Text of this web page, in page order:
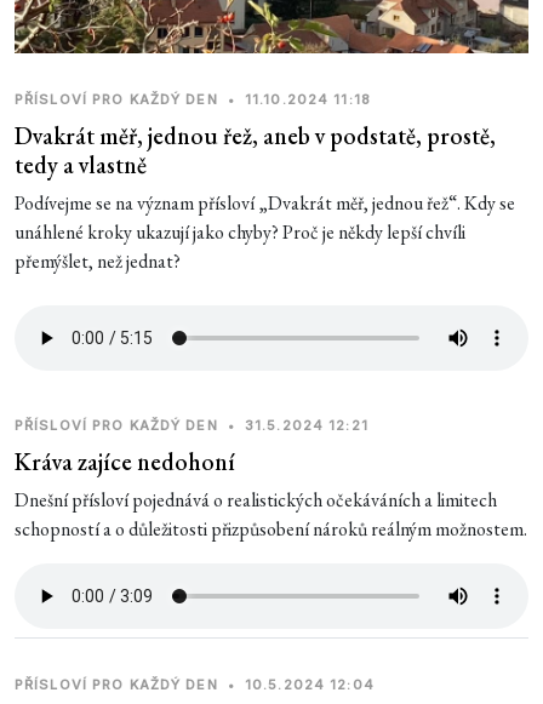
PŘÍSLOVÍ PRO KAŽDÝ DEN • 11.10.2024 11:18
Dvakrát měř, jednou řež, aneb v podstatě, prostě,
tedy a vlastně
Podívejme se na význam přísloví „Dvakrát měř, jednou řež“. Kdy se
unáhlené kroky ukazují jako chyby? Proč je někdy lepší chvíli
přemýšlet, než jednat?
PŘÍSLOVÍ PRO KAŽDÝ DEN • 31.5.2024 12:21
Kráva zajíce nedohoní
Dnešní přísloví pojednává o realistických očekáváních a limitech
schopností a o důležitosti přizpůsobení nároků reálným možnostem.
PŘÍSLOVÍ PRO KAŽDÝ DEN • 10.5.2024 12:04